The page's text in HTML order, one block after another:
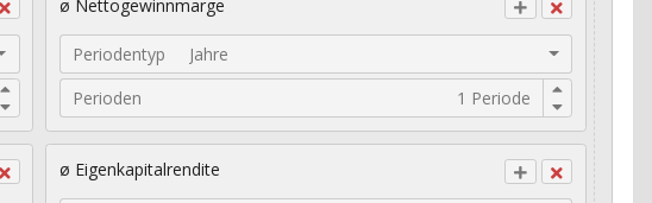
ø Nettogewinnmarge
Periodentyp
Jahre
Perioden
ø Eigenkapitalrendite